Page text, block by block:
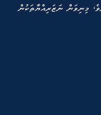
މިނިވަން ނަޒަރިއްޔާތަކުން